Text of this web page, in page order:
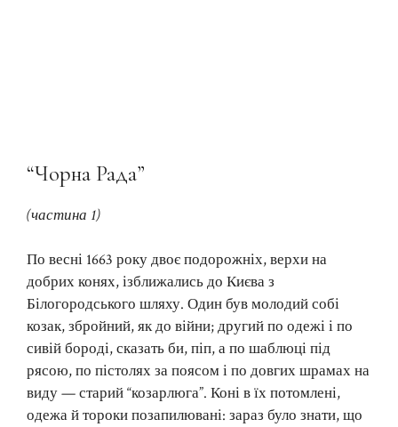
“Чорна Рада”
(частина 1)
По весні 1663 року двоє подорожніх, верхи на
добрих конях, ізближались до Києва з
Білогородського шляху. Один був молодий собі
козак, збройний, як до війни; другий по одежі і по
сивій бороді, сказать би, піп, а по шаблюці під
рясою, по пістолях за поясом і по довгих шрамах на
виду — старий “козарлюга”. Коні в їх потомлені,
одежа й тороки позапилювані: зараз було знати, що